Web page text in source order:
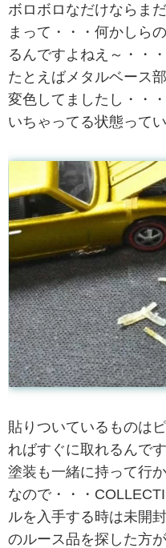
ボロボロなだけならま
まって・・・何かしら
るんですよねえ～・・・
たとえばメタルベース
変色してましたし・・
いちゃってる状態ってい
貼りついているものは
ればすぐに取れるんで
塗装も一緒に持って行か
なので・・・
ルを入手する時は未開
のルース品を探した方